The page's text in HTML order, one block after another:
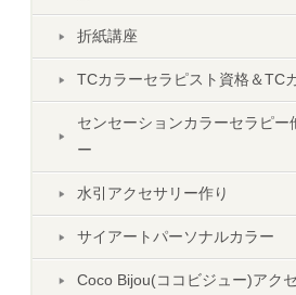
折紙講座
TCカラーセラピスト資格＆TC
センセーションカラーセラピー
ー
水引アクセサリー作り
サイアートパーソナルカラー
Coco Bijou(ココビジュー)アク